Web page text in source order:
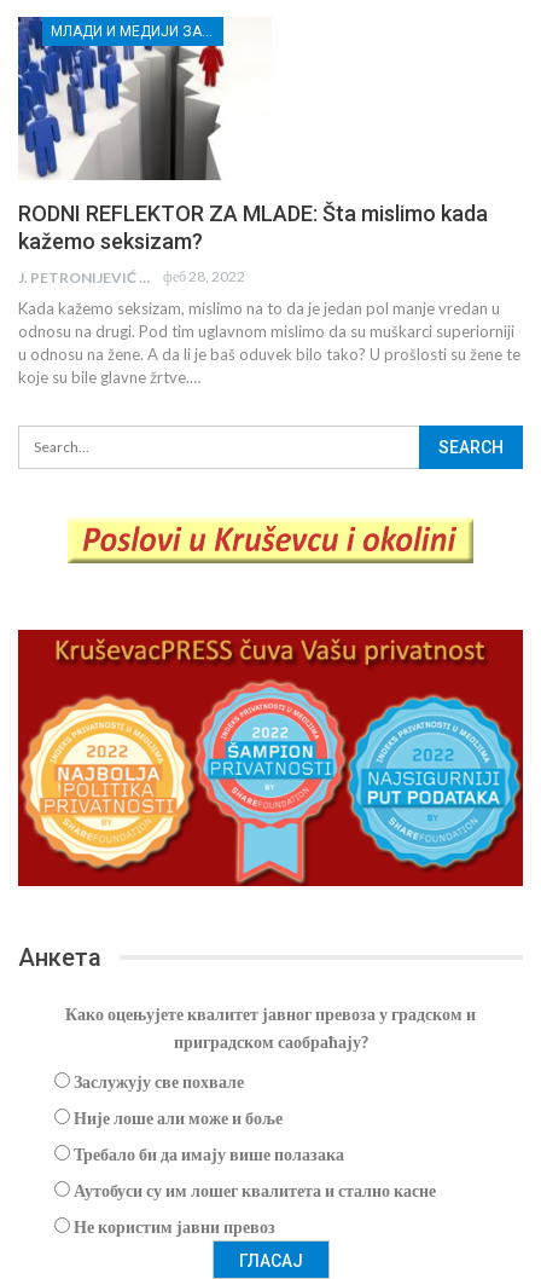
МЛАДИ И МЕДИЈИ ЗА ДЕМОКРАТСКИ РАЗВОЈ
RODNI REFLEKTOR ZA MLADE: Šta mislimo kada
kažemo seksizam?
J. PETRONIJEVIĆ феб 28, 2022
Kada kažemo seksizam, mislimo na to da je jedan pol manje vredan u
odnosu na drugi. Pod tim uglavnom mislimo da su muškarci superiorniji
u odnosu na žene. A da li je baš oduvek bilo tako? U prošlosti su žene te
koje su bile glavne žrtve.…
Анкета
Како оцењујете квалитет јавног превоза у градском и
приградском саобраћају?
Заслужују све похвале
Није лоше али може и боље
Требало би да имају више полазака
Аутобуси су им лошег квалитета и стално касне
Не користим јавни превоз